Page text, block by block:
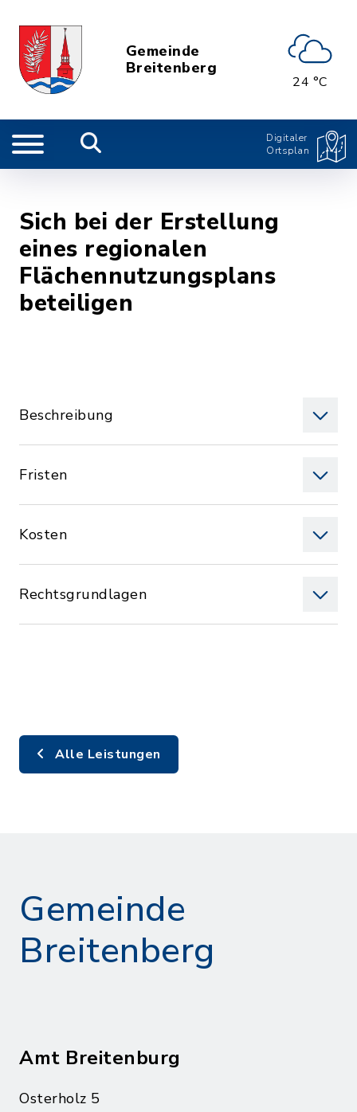
Gemeinde
Breitenberg
24 °C
Digitaler
Ortsplan
Sich bei der Erstellung
eines regionalen
Flächennutzungsplans
beteiligen
Beschreibung
Fristen
Kosten
Rechtsgrundlagen
Alle Leistungen
Gemeinde
Breitenberg
Amt Breitenburg
Osterholz 5